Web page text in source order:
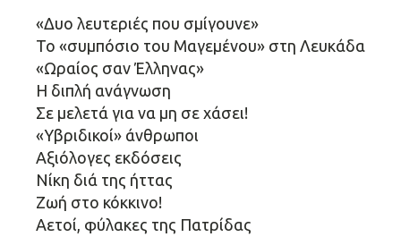
«Δυο λευτεριές που σμίγουνε»
Το «συμπόσιο του Μαγεμένου» στη Λευκάδα
«Ωραίος σαν Έλληνας»
Η διπλή ανάγνωση
Σε μελετά για να μη σε χάσει!
«Υβριδικοί» άνθρωποι
Αξιόλογες εκδόσεις
Νίκη διά της ήττας
Ζωή στο κόκκινο!
Αετοί, φύλακες της Πατρίδας